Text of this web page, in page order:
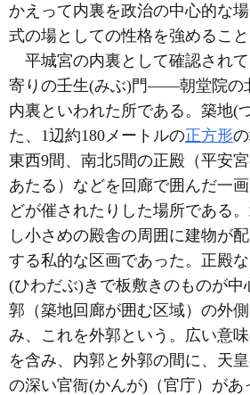
かえって内裏を政治の中心的な
式の場としての性格を強めること
平城宮の内裏として確認され
寄りの壬生(みぶ)門――朝堂院の
内裏といわれた所である。築地(
た、1辺約180メートルの正方形
東西9間、南北5間の正殿（平安
あたる）などを回廊で囲んだ一
どが催されたりした場所である
し小さめの殿舎の周囲に建物が
する私的な区画であった。正殿
(ひわだぶ)きで板敷きのものが中
郭（築地回廊が囲む区域）の外
み、これを外郭という。広い意
を含み、内郭と外郭の間に、天
の深い官衙(かんが)（官庁）があ